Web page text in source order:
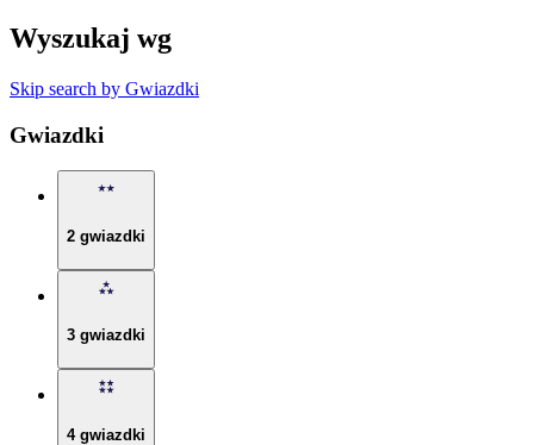
Wyszukaj wg
Skip search by Gwiazdki
Gwiazdki
2 gwiazdki
3 gwiazdki
4 gwiazdki